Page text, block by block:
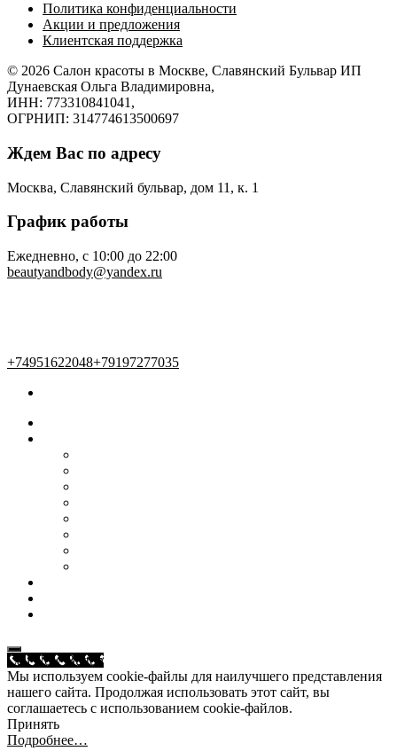
Политика конфиденциальности
Акции и предложения
Клиентская поддержка
© 2026 Салон красоты в Москве, Славянский Бульвар ИП
Дунаевская Ольга Владимировна,
ИНН: 773310841041,
ОГРНИП: 314774613500697
Ждем Вас по адресу
Москва, Славянский бульвар, дом 11, к. 1
График работы
Ежедневно, с 10:00 до 22:00
beautyandbody@yandex.ru
+74951622048+79197277035
Call Now Button
Мы используем cookie-файлы для наилучшего представления
нашего сайта. Продолжая использовать этот сайт, вы
соглашаетесь с использованием cookie-файлов.
Принять
Подробнее…